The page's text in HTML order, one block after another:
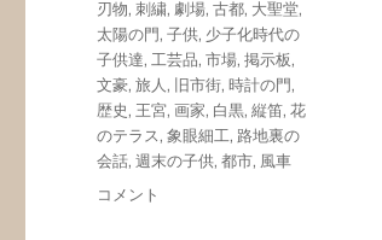
刃物,刺繍, 劇場,古都, 大聖堂,
太陽の門,子供, 少子化時代の
子供達, 工芸品,市場,掲示板,
文豪,旅人 , 旧市街,時計の門,
歴史, 王宮,画家, 白黒,縦笛,花
のテラス,象眼細工, 路地裏の
会話,週末の子供,都市, 風車
第
コメント